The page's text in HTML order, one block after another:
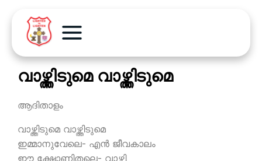
വാഴ്ത്തിടുമെ വാഴ്ത്തിടുമെ
ആദിതാളം
വാഴ്ത്തിടുമെ വാഴ്ത്തിടുമെ
ഇമ്മാനുവേലെ- എന്‍ ജീവകാലം
ഈ ക്ഷോണിതലെ- വാഴ്ത്തി